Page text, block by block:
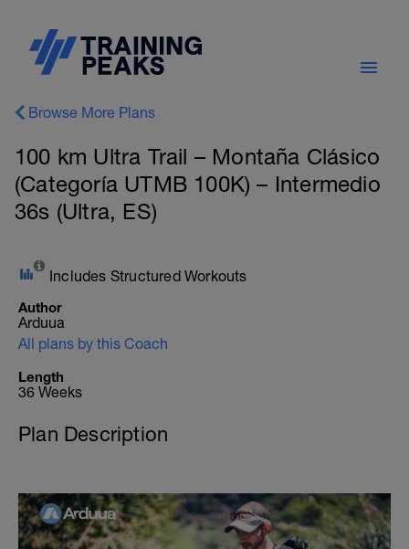
Browse More Plans
100 km Ultra Trail – Montaña Clásico
(Categoría UTMB 100K) – Intermedio
36s (Ultra, ES)
Includes Structured Workouts
Author
Arduua
All plans by this Coach
Length
36 Weeks
Plan Description